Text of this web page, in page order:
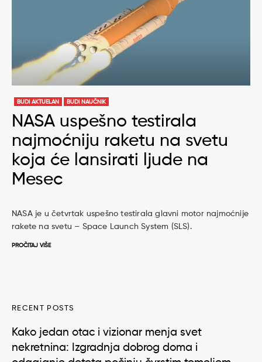
BUDI AKTUELAN BUDI NAUČNIK
NASA uspešno testirala
najmoćniju raketu na svetu
koja će lansirati ljude na
Mesec
NASA je u četvrtak uspešno testirala glavni motor najmoćnije
rakete na svetu – Space Launch System (SLS).
PROČITAJ VIŠE
RECENT POSTS
Kako jedan otac i vizionar menja svet
nekretnina: Izgradnja dobrog doma i